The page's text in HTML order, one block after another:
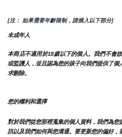
[注： 如果需要年齡限制，請插入以下部分]
未成年人
本商店不適用於18歲以下的個人。我們不會
或監護人，並且認為您的孩子向我們提供了
求刪除。
您的權利和選擇
對於我們從您那裡蒐集的個人資料，我們為
訊以及我們如何與您溝通。要更新您的偏好